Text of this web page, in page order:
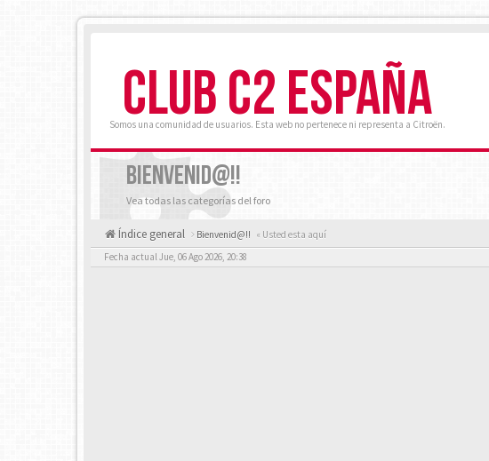
CLUB C2 ESPAÑA
Somos una comunidad de usuarios. Esta web no pertenece ni representa a Citroën.
BIENVENID@!!
Vea todas las categorías del foro
Índice general Bienvenid@!! « Usted esta aquí
Fecha actual Jue, 06 Ago 2026, 20:38